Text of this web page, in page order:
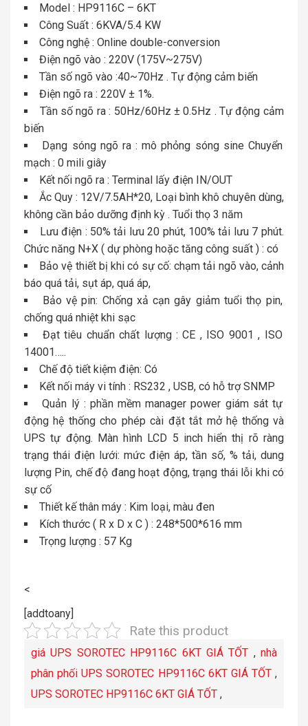
Model : HP9116C – 6KT
Công Suất : 6KVA/5.4 KW
Công nghệ : Online double-conversion
Điện ngõ vào : 220V (175V~275V)
Tần số ngõ vào :40~70Hz . Tự động cảm biến
Điện ngõ ra : 220V ± 1%.
Tần số ngõ ra : 50Hz/60Hz ± 0.5Hz . Tự động cảm
biến
Dạng sóng ngõ ra : mô phỏng sóng sine Chuyển
mạch : 0 mili giây
Kết nối ngõ ra : Terminal lấy điện IN/OUT
Ắc Quy : 12V/7.5AH*20, Loại bình khô chuyên dùng,
không cần bảo dưỡng định kỳ . Tuổi thọ 3 năm
Lưu điện : 50% tải lưu 20 phút, 100% tải lưu 7 phút.
Chức năng N+X ( dự phòng hoặc tăng công suất ) : có
Bảo vệ thiết bị khi có sự cố: chạm tải ngõ vào, cảnh
báo quá tải, sụt áp, quá áp,
Bảo vệ pin: Chống xả cạn gây giảm tuổi thọ pin,
chống quá nhiệt khi sạc
Đạt tiêu chuẩn chất lượng : CE , ISO 9001 , ISO
14001…..
Chế độ tiết kiệm điện: Có
Kết nối máy vi tính : RS232 , USB, có hỗ trợ SNMP
Quản lý : phần mềm manager power giám sát tự
động hệ thống cho phép cài đặt tắt mở hệ thống và
UPS tự động. Màn hình LCD 5 inch hiển thị rõ ràng
trạng thái điện lưới: mức điện áp, tần số, % tải, dung
lượng Pin, chế độ đang hoạt động, trạng thái lỗi khi có
sự cố
Thiết kế thân máy : Kim loại, màu đen
Kích thước ( R x D x C ) : 248*500*616 mm
Trọng lượng : 57 Kg
<
[addtoany]
Rate this product
giá UPS SOROTEC HP9116C 6KT GIÁ TỐT , nhà
phân phối UPS SOROTEC HP9116C 6KT GIÁ TỐT,
UPS SOROTEC HP9116C 6KT GIÁ TỐT ,